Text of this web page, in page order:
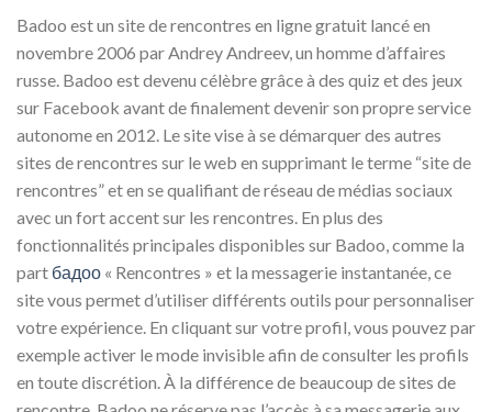
Badoo est un site de rencontres en ligne gratuit lancé en
novembre 2006 par Andrey Andreev, un homme d’affaires
russe. Badoo est devenu célèbre grâce à des quiz et des jeux
sur Facebook avant de finalement devenir son propre service
autonome en 2012. Le site vise à se démarquer des autres
sites de rencontres sur le web en supprimant le terme “site de
rencontres” et en se qualifiant de réseau de médias sociaux
avec un fort accent sur les rencontres. En plus des
fonctionnalités principales disponibles sur Badoo, comme la
part бадоо « Rencontres » et la messagerie instantanée, ce
site vous permet d’utiliser différents outils pour personnaliser
votre expérience. En cliquant sur votre profil, vous pouvez par
exemple activer le mode invisible afin de consulter les profils
en toute discrétion. À la différence de beaucoup de sites de